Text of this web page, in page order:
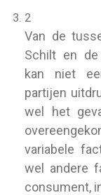
2
Van de
Schilt en de
kan niet
partijen
wel het
variabele
wel andere
consument,